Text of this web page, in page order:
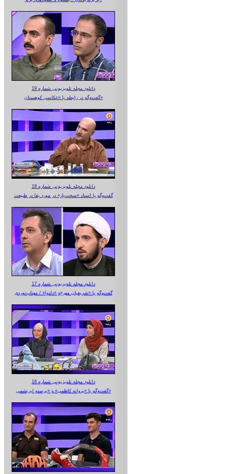
دانلود مجله تلویزیونی شماره 19
گفت‌وگو در رابطه با «عکاسی کوهستان»
دانلود مجله تلویزیونی شماره 18
گفت‌وگو با استاد «سخت‌باز» در مورد بقا در طبیعت
دانلود مجله تلویزیونی شماره 17
گفت‌وگو با «شریفیان مهر»‌و «دلنوا» / مهتاب‌نوردی
دانلود مجله تلویزیونی شماره 16
گفت‌وگو با «پروانه کاظمی» و «پرستو‌ ابریشمی»